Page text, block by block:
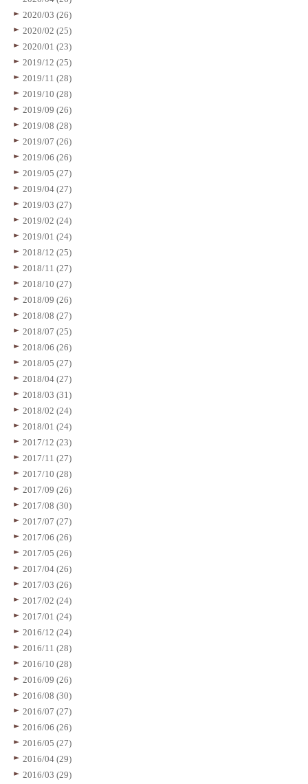
2020/03 (26)
2020/02 (25)
2020/01 (23)
2019/12 (25)
2019/11 (28)
2019/10 (28)
2019/09 (26)
2019/08 (28)
2019/07 (26)
2019/06 (26)
2019/05 (27)
2019/04 (27)
2019/03 (27)
2019/02 (24)
2019/01 (24)
2018/12 (25)
2018/11 (27)
2018/10 (27)
2018/09 (26)
2018/08 (27)
2018/07 (25)
2018/06 (26)
2018/05 (27)
2018/04 (27)
2018/03 (31)
2018/02 (24)
2018/01 (24)
2017/12 (23)
2017/11 (27)
2017/10 (28)
2017/09 (26)
2017/08 (30)
2017/07 (27)
2017/06 (26)
2017/05 (26)
2017/04 (26)
2017/03 (26)
2017/02 (24)
2017/01 (24)
2016/12 (24)
2016/11 (28)
2016/10 (28)
2016/09 (26)
2016/08 (30)
2016/07 (27)
2016/06 (26)
2016/05 (27)
2016/04 (29)
2016/03 (29)